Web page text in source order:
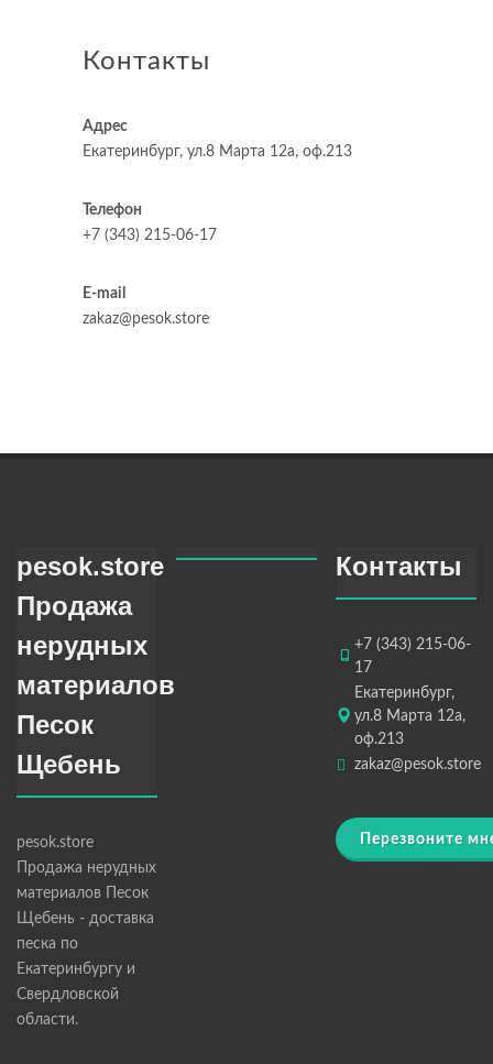
Контакты
Адрес
Екатеринбург, ул.8 Марта 12а, оф.213
Телефон
+7 (343) 215-06-17
E-mail
zakaz@pesok.store
pesok.store
Продажа
нерудных
материалов
Песок
Щебень
pesok.store
Продажа нерудных
материалов Песок
Щебень - доставка
песка по
Екатеринбургу и
Свердловской
области.
Контакты
+7 (343) 215-06-
17
Екатеринбург,
ул.8 Марта 12а,
оф.213
zakaz@pesok.store
Перезвоните